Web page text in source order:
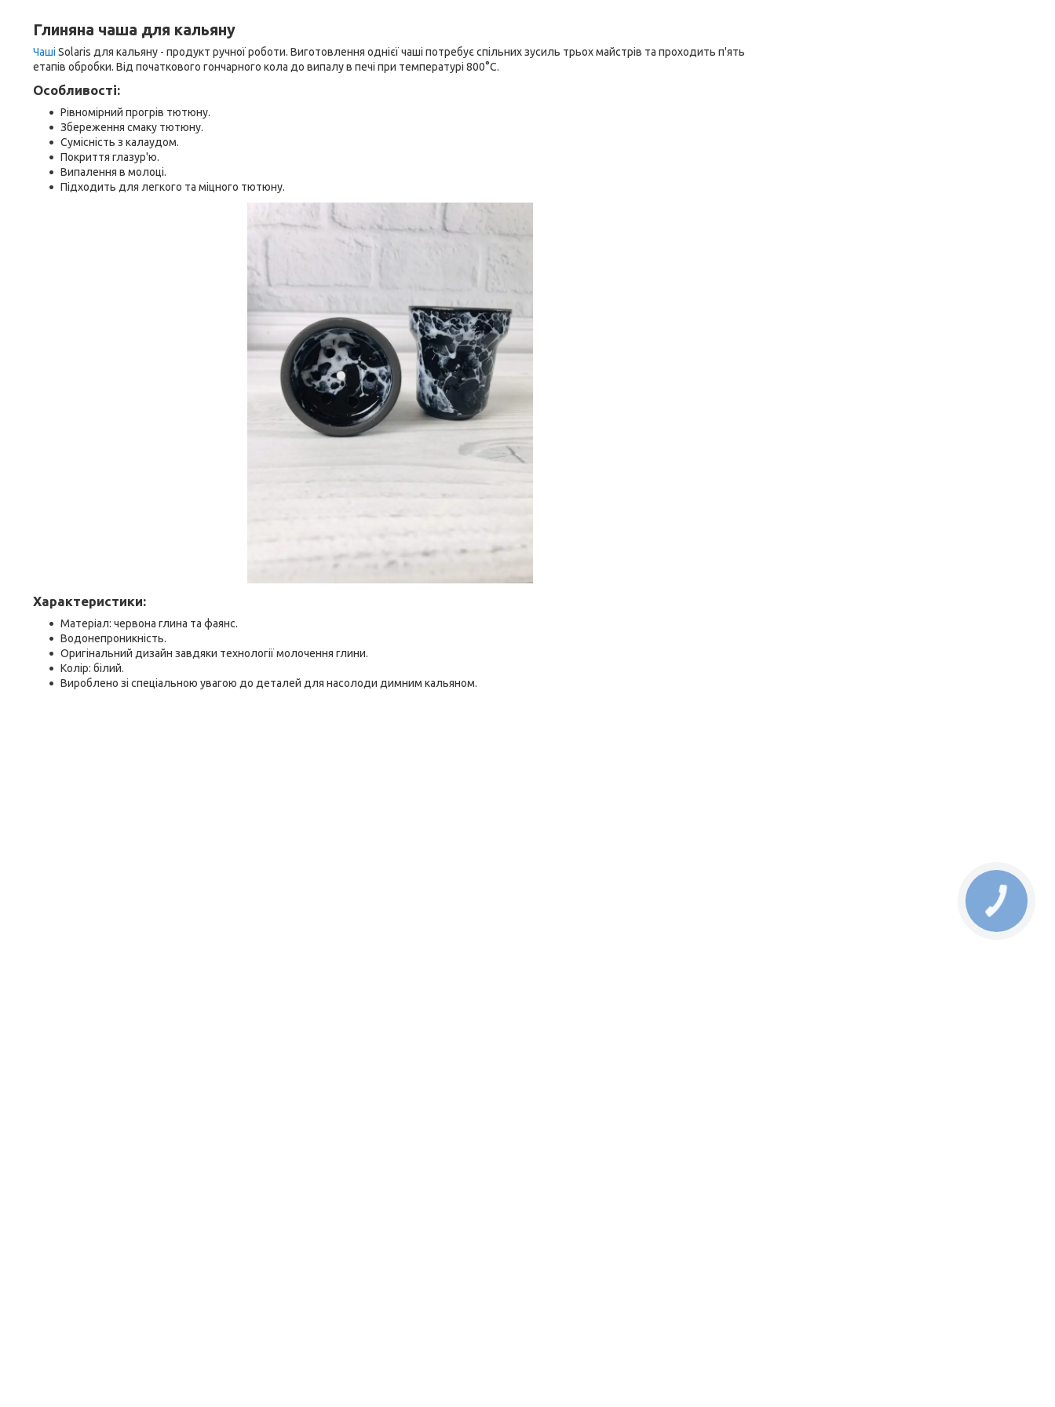
Глиняна чаша для кальяну
Чаші Solaris для кальяну - продукт ручної роботи. Виготовлення однієї чаші потребує спільних зусиль трьох майстрів та проходить п'ять
етапів обробки. Від початкового гончарного кола до випалу в печі при температурі 800°С.
Особливості:
Рівномірний прогрів тютюну.
Збереження смаку тютюну.
Сумісність з калаудом.
Покриття глазур'ю.
Випалення в молоці.
Підходить для легкого та міцного тютюну.
Характеристики:
Матеріал: червона глина та фаянс.
Водонепроникність.
Оригінальний дизайн завдяки технології молочення глини.
Колір: білий.
Вироблено зі спеціальною увагою до деталей для насолоди димним кальяном.